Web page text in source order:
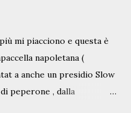
mi piacciono e questa è
napoletana (
a anche un presidio Slow
peperone , dalla